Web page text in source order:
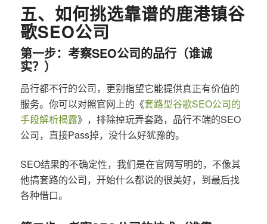
五、如何挑选靠谱的鹿港镇谷
歌SEO公司
第一步：考察SEO公司的品行（谁诚
实？）
品行都不行的公司，更别指望它能提供真正有价值的
服务。你可以对照官网上的《套路型谷歌SEO公司的
手段解析揭露》，排除掉玩弄套路，品行不端的SEO
公司，直接Pass掉，没什么好犹豫的。
SEO结果的不确定性，我们是在官网写明的，不像其
他搞套路的公司，开始什么都说的很美好，到最后找
各种借口。